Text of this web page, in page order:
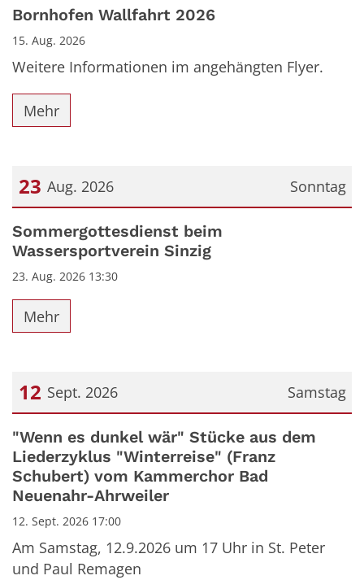
Datum: 15. August 2026
Bornhofen Wallfahrt 2026
15. Aug. 2026
Weitere Informationen im angehängten Flyer.
Mehr
Sonntag
23 Aug. 2026
Datum: 23. August 2026
Sommergottesdienst beim
Wassersportverein Sinzig
23. Aug. 2026 13:30
Mehr
Samstag
12 Sept. 2026
Datum: 12. September 2026
"Wenn es dunkel wär" Stücke aus dem
Liederzyklus "Winterreise" (Franz
Schubert) vom Kammerchor Bad
Neuenahr-Ahrweiler
12. Sept. 2026 17:00
Am Samstag, 12.9.2026 um 17 Uhr in St. Peter
und Paul Remagen